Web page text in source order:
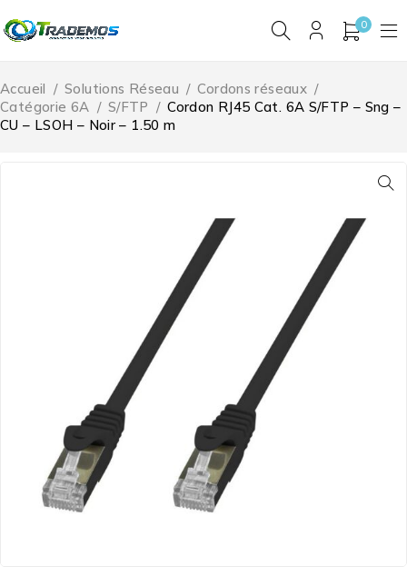
0
Accueil / Solutions Réseau / Cordons réseaux /
Catégorie 6A / S/FTP / Cordon RJ45 Cat. 6A S/FTP – Sng –
CU – LSOH – Noir – 1.50 m